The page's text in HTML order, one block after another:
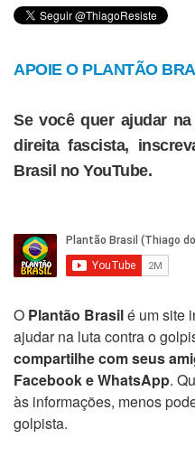
APOIE O PLANTÃO
Se você quer ajudar
direita fascista,
Brasil no YouTube.
O Plantão Brasilé um site
ajudar na luta contra o
compartilhe com seus
Facebook e WhatsApp.
às informações, menos
golpista.